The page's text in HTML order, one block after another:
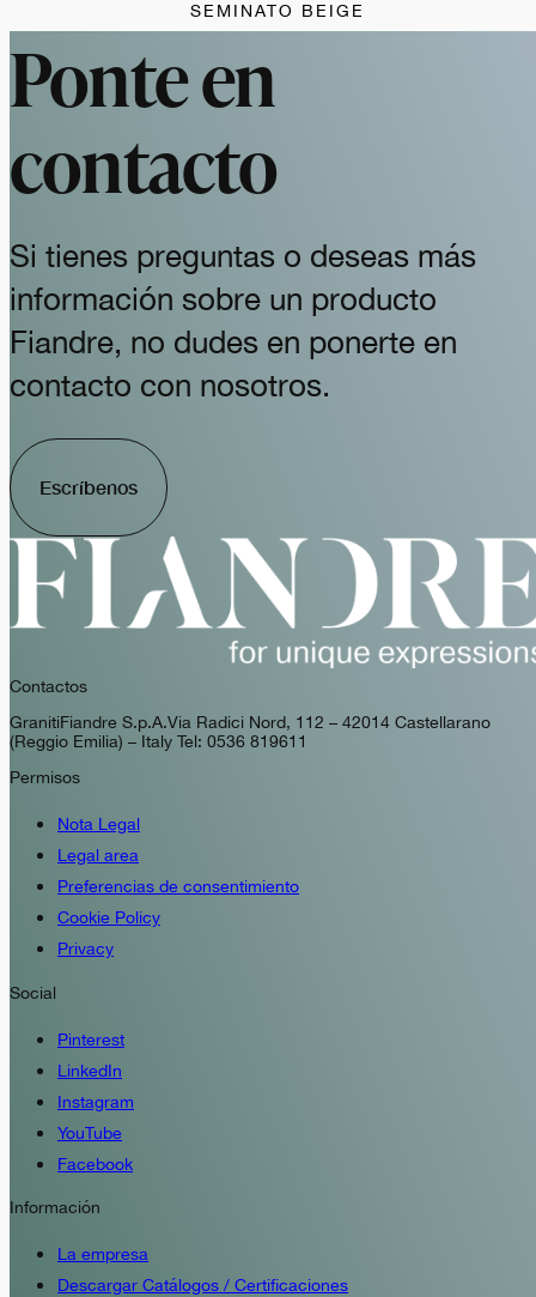
SEMINATO BEIGE
Ponte en
contacto
Si tienes preguntas o deseas más
información sobre un producto
Fiandre, no dudes en ponerte en
contacto con nosotros.
Escríbenos
Contactos
GranitiFiandre S.p.A. Via Radici Nord, 112 – 42014 Castellarano
(Reggio Emilia) – Italy Tel: 0536 819611
Permisos
Nota Legal
Legal area
Preferencias de consentimiento
Cookie Policy
Privacy
Social
Pinterest
LinkedIn
Instagram
YouTube
Facebook
Información
La empresa
Descargar Catálogos / Certificaciones